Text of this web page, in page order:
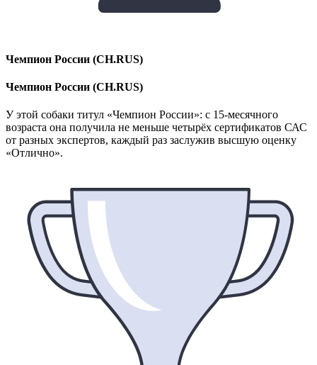
Чемпион России (CH.RUS)
Чемпион России (CH.RUS)
У этой собаки титул «Чемпион России»: с 15-месячного
возраста она получила не меньше четырёх сертификатов САС
от разных экспертов, каждый раз заслужив высшую оценку
«Отлично».